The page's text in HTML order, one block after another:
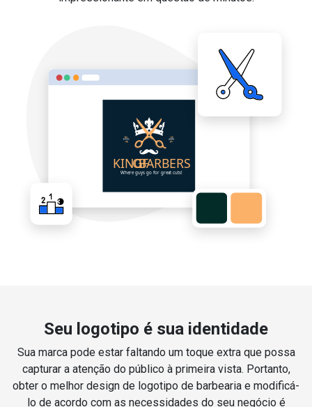
Seu logotipo é sua identidade
Sua marca pode estar faltando um toque extra que possa
capturar a atenção do público à primeira vista. Portanto,
obter o melhor design de logotipo de barbearia e modificá-
lo de acordo com as necessidades do seu negócio é